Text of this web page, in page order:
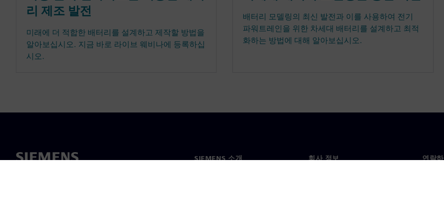
리 제조 발전
미래에 더 적합한 배터리를 설계하고 제작할 방법을
알아보십시오. 지금 바로 라이브 웨비나에 등록하십
시오.
배터리 모델링의 최신 발전과 이를 사용하여 전기
파워트레인을 위한 차세대 배터리를 설계하고 최적
화하는 방법에 대해 알아보십시오.
SIEMENS 소개 회사 정보 연락하